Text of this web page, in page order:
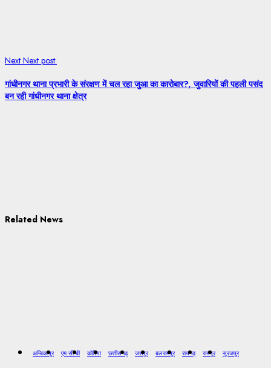
Next Next post:
गांधीनगर थाना प्रभारी के संरक्षण में चल रहा जुआ का कारोबार?, जुवारियों की पहली पसंद
बन रही गांधीनगर थाना क्षेत्र
Related News
अम्बिकापुर एम सी बी कोरिया छत्तीसगढ़ जशपुर बलरामपुर रायगढ़ रायपुर सूरजपुर